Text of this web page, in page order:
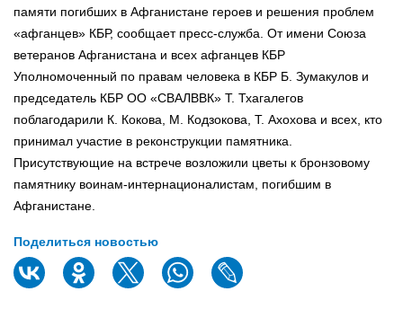
памяти погибших в Афганистане героев и решения проблем
«афганцев» КБР, сообщает пресс-служба. От имени Союза
ветеранов Афганистана и всех афганцев КБР
Уполномоченный по правам человека в КБР Б. Зумакулов и
председатель КБР ОО «СВАЛВВК» Т. Тхагалегов
поблагодарили К. Кокова, М. Кодзокова, Т. Ахохова и всех, кто
принимал участие в реконструкции памятника.
Присутствующие на встрече возложили цветы к бронзовому
памятнику воинам-интернационалистам, погибшим в
Афганистане.
Поделиться новостью